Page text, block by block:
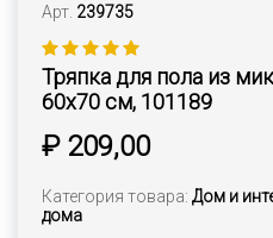
Арт. 239735
Тряпка для пола из
60х70 см, 101189
₽ 209,00
Категория товара: Дом и
дома